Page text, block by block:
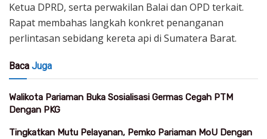
Ketua DPRD, serta perwakilan Balai dan OPD terkait.
Rapat membahas langkah konkret penanganan
perlintasan sebidang kereta api di Sumatera Barat.
Baca Juga
Walikota Pariaman Buka Sosialisasi Germas Cegah PTM
Dengan PKG
Tingkatkan Mutu Pelayanan, Pemko Pariaman MoU Dengan